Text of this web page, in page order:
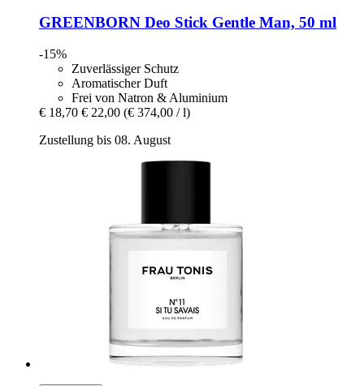
GREENBORN Deo Stick Gentle Man, 50 ml
-15%
Zuverlässiger Schutz
Aromatischer Duft
Frei von Natron & Aluminium
€ 18,70 € 22,00 (€ 374,00 / l)
Zustellung bis 08. August